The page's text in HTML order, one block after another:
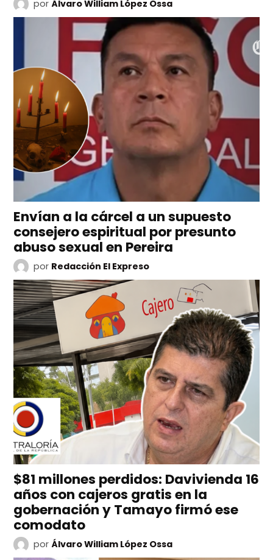
por Álvaro William López Ossa
Envían a la cárcel a un supuesto
consejero espiritual por presunto
abuso sexual en Pereira
por Redacción El Expreso
$81 millones perdidos: Davivienda 16
años con cajeros gratis en la
gobernación y Tamayo firmó ese
comodato
por Álvaro William López Ossa